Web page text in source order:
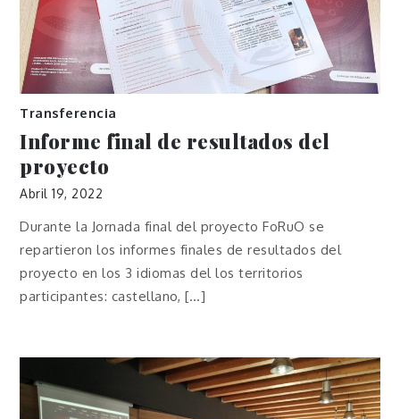
Transferencia
Informe final de resultados del
proyecto
Abril 19, 2022
Durante la Jornada final del proyecto FoRuO se
repartieron los informes finales de resultados del
proyecto en los 3 idiomas del los territorios
participantes: castellano, […]